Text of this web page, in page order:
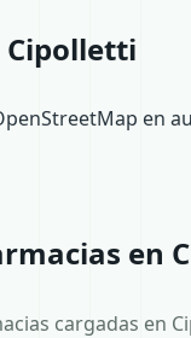
Cipolletti
en
en
cargadas en